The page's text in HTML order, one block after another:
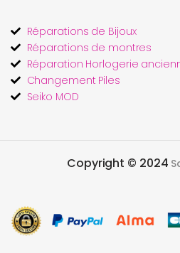
Réparations de Bijoux
Réparations de montres
Réparation Horlogerie
Changement Piles
Seiko MOD
Copyright © 2024